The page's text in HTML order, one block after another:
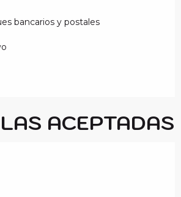
bancarios y postales
ACEPTADAS